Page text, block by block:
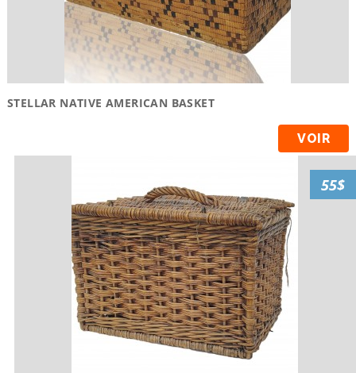
STELLAR NATIVE AMERICAN BASKET
VOIR
55$